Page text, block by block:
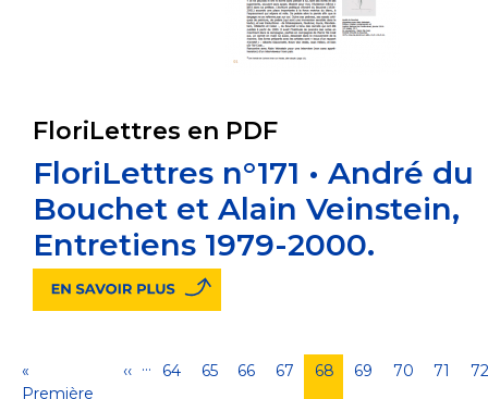
FloriLettres en PDF
FloriLettres n°171 • André du
Bouchet et Alain Veinstein,
Entretiens 1979-2000.
Pagination
Première
page
«
Première
Page
‹‹ … Page
64 Page
65 Page
66 Page
67
Page
68 Page
69 Page
70 Page
71